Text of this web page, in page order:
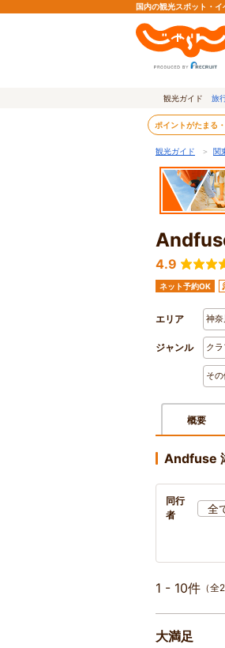
国内の観光スポット・
観光ガイド 旅
ポイントがたまる
観光ガイド ＞ 関
4.9
ネット予約OK
エリア 神奈
ジャンル ク
そ
概要
Andfuse
同行
者
1 - 10件 （全
大満足